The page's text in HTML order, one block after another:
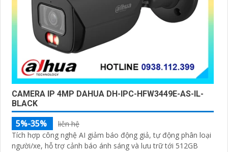
CAMERA IP 4MP DAHUA DH-IPC-HFW3449E-AS-IL-
BLACK
5%-35%
liên hệ
Tích hợp công nghệ AI giảm báo động giả, tự động phân loại
người/xe, hỗ trợ cảnh báo ánh sáng và lưu trữ tới 512GB